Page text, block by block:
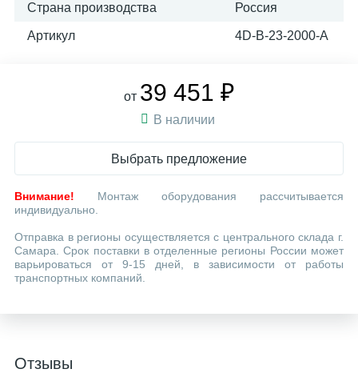
Страна производства Россия
Артикул 4D-B-23-2000-A
от 39 451 ₽
В наличии
Выбрать предложение
Внимание! Монтаж оборудования рассчитывается
индивидуально.
Отправка в регионы осуществляется с центрального склада г.
Самара. Срок поставки в отделенные регионы России может
варьироваться от 9-15 дней, в зависимости от работы
транспортных компаний.
Отзывы